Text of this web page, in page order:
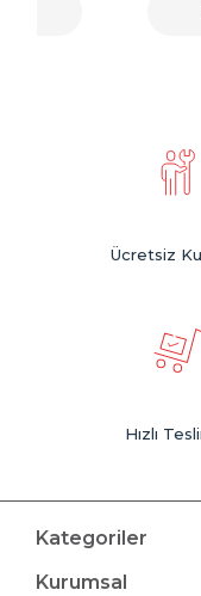
Ücretsiz
Hızlı
Kategoriler
Kurumsal